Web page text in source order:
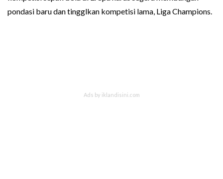
pondasi baru dan tingglkan kompetisi lama, Liga Champions.